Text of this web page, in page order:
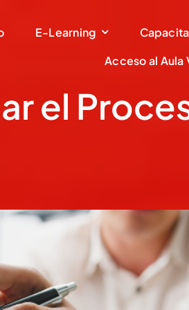
E-Learning
Acceso al Aula
el